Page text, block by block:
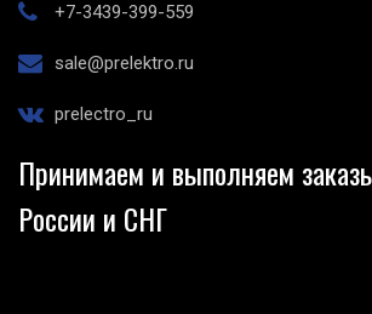
+7-3439-399-559
sale@prelektro.ru
prelectro_ru
Принимаем и выполняем
России и СНГ